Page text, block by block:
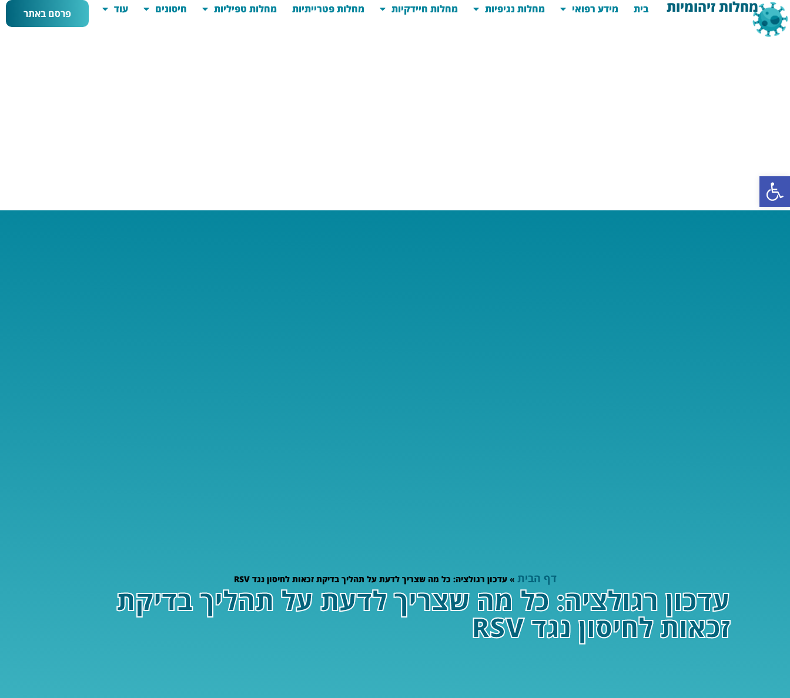
פתח סרגל נגישות
מחלות זיהומיות בית מידע רפואי מחלות נגיפיות מחלות חיידקיות מחלות פטרייתיות מחלות טפיליות חיסונים עוד פרסם באתר
דף הבית »עדכון רגולציה: כל מה שצריך לדעת על תהליך בדיקת זכאות לחיסון נגד RSV
עדכון רגולציה: כל מה שצריך לדעת על תהליך בדיקת
זכאות לחיסון נגד RSV